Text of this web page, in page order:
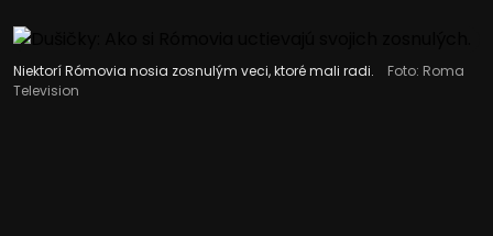
Niektorí Rómovia nosia zosnulým veci, ktoré mali radi.
Foto: Roma
Television